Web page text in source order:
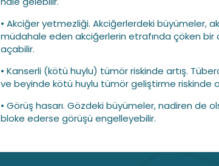
• Akciğer yetmezliği. Akciğerlerdeki büyümeler,
müdahale eden akciğerlerin etrafında çöken bir
açabilir.
• Kanserli (kötü huylu) tümör riskinde artış.
ve beyinde kötü huylu tümör geliştirme riskinde
• Görüş hasarı. Gözdeki büyümeler, nadiren de
bloke ederse görüşü engelleyebilir.